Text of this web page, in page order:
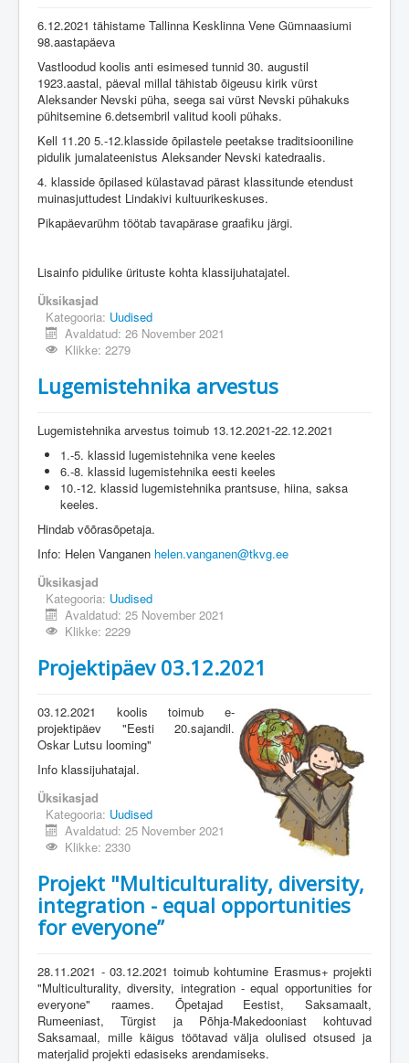
6.12.2021 tähistame Tallinna Kesklinna Vene Gümnaasiumi
98.aastapäeva
Vastloodud koolis anti esimesed tunnid 30. augustil
1923.aastal, päeval millal tähistab õigeusu kirik vürst
Aleksander Nevski püha, seega sai vürst Nevski pühakuks
pühitsemine 6.detsembril valitud kooli pühaks.
Kell 11.20 5.-12.klasside õpilastele peetakse traditsiooniline
pidulik jumalateenistus Aleksander Nevski katedraalis.
4. klasside õpilased külastavad pärast klassitunde etendust
muinasjuttudest Lindakivi kultuurikeskuses.
Pikapäevarühm töötab tavapärase graafiku järgi.
Lisainfo pidulike ürituste kohta klassijuhatajatel.
Üksikasjad
Kategooria: Uudised
Avaldatud: 26 November 2021
Klikke: 2279
Lugemistehnika arvestus
Lugemistehnika arvestus toimub 13.12.2021-22.12.2021
1.-5. klassid lugemistehnika vene keeles
6.-8. klassid lugemistehnika eesti keeles
10.-12. klassid lugemistehnika prantsuse, hiina, saksa
keeles.
Hindab võõrasõpetaja.
Info: Helen Vanganen helen.vanganen@tkvg.ee
Üksikasjad
Kategooria: Uudised
Avaldatud: 25 November 2021
Klikke: 2229
Projektipäev 03.12.2021
03.12.2021 koolis toimub e-
projektipäev "Eesti 20.sajandil.
Oskar Lutsu looming"
Info klassijuhatajal.
Üksikasjad
Kategooria: Uudised
Avaldatud: 25 November 2021
Klikke: 2330
Projekt "Multiculturality, diversity,
integration - equal opportunities
for everyone”
28.11.2021 - 03.12.2021 toimub kohtumine Erasmus+ projekti
"Multiculturality, diversity, integration - equal opportunities for
everyone" raames. Õpetajad Eestist, Saksamaalt,
Rumeeniast, Türgist ja Põhja-Makedooniast kohtuvad
Saksamaal, mille käigus töötavad välja olulised otsused ja
materjalid projekti edasiseks arendamiseks.